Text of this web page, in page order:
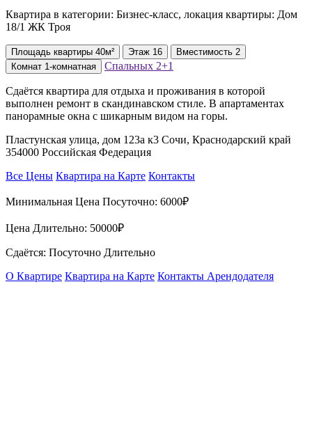
Квартира в категории: Бизнес-класс, локация квартиры: Дом
18/1 ЖК Троя
Площадь квартиры 40м² Этаж 16 Вместимость 2
Комнат 1-комнатная Спальных 2+1
Сдаётся квартира для отдыха и проживания в которой
выполнен ремонт в скандинавском стиле. В апартаментах
панорамные окна с шикарным видом на горы.
Пластунская улица, дом 123а к3 Сочи, Краснодарский край
354000 Российская Федерация
Все Цены Квартира на Карте Контакты
Минимальная Цена Посуточно: 6000₽
Цена Длительно: 50000₽
Сдаётся: Посуточно Длительно
О Квартире Квартира на Карте Контакты Арендодателя